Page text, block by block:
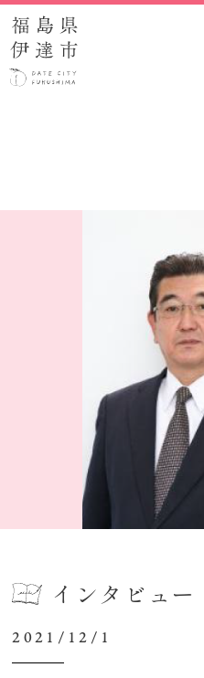
インタビュー
2021/12/1